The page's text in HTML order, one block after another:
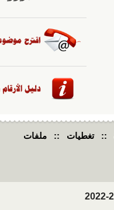
:: تغطيات :: ملفات